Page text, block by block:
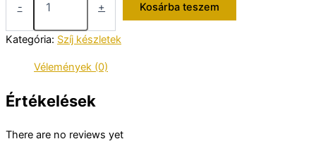
-
szíj
készlet
mennyiség
+ Kosárba teszem
Kategória: Szíj készletek
Vélemények (0)
Értékelések
There are no reviews yet